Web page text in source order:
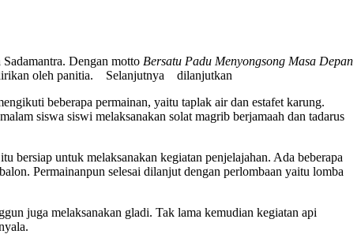
Dengan motto Bersatu Padu Menyongsong Masa Depan
dirikan oleh panitia. Selanjutnya dilanjutkan
beberapa permainan, yaitu taplak air dan estafet karung.
siswa siswi melaksanakan solat magrib berjamaah dan tadarus
bersiap untuk melaksanakan kegiatan penjelajahan. Ada beberapa
Permainanpun selesai dilanjut dengan perlombaan yaitu lomba
juga melaksanakan gladi. Tak lama kemudian kegiatan api